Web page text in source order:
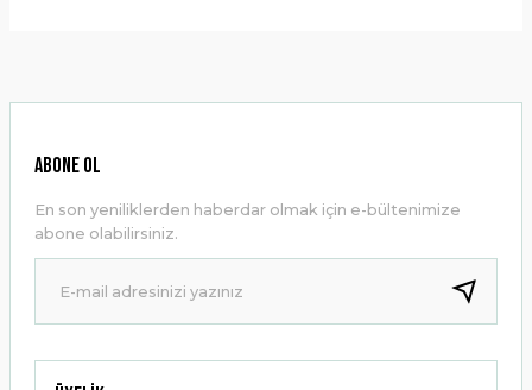
Ürün resmi kalitesiz, bozuk veya görüntülenemiyor.
Ürün bilgilerinde hatalar bulunuyor.
Ürün fiyatı diğer sitelerden daha pahalı.
Bu ürüne benzer farklı alternatifler olmalı.
ABONE OL
En son yeniliklerden haberdar olmak için e-bültenimize
abone olabilirsiniz.